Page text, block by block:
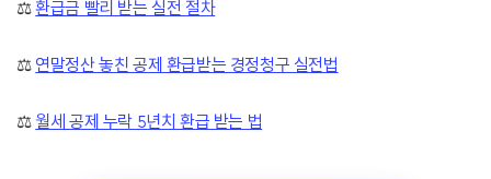
⚖️환급금 빨리 받는 실전 절차
⚖️ 연말정산 놓친 공제 환급받는 경정청구 실전법
⚖️ 월세 공제 누락 5년치 환급 받는 법